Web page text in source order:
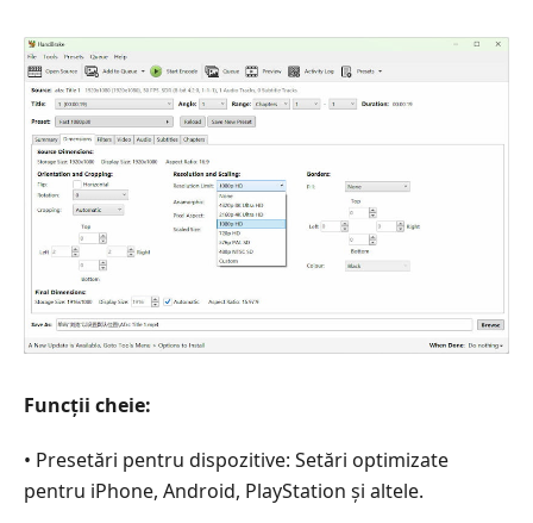
Funcții cheie:
• Presetări pentru dispozitive: Setări optimizate
pentru iPhone, Android, PlayStation și altele.